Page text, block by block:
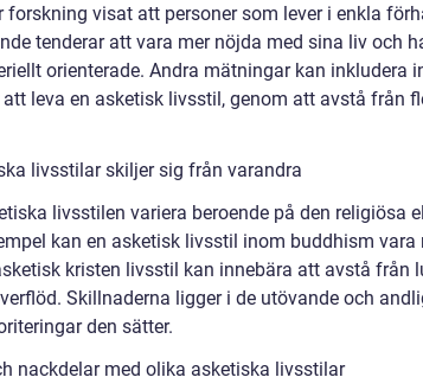
forskning visat att personer som lever i enkla
tenderar att vara mer nöjda med sina liv och
orienterade. Andra mätningar kan inkludera
leva en asketisk livsstil, genom att avstå från
livsstilar skiljer sig från varandra
livsstilen variera beroende på den religiösa
kan en asketisk livsstil inom buddhism vara
kristen livsstil kan innebära att avstå från
Skillnaderna ligger i de utövande och
den sätter.
nackdelar med olika asketiska livsstilar